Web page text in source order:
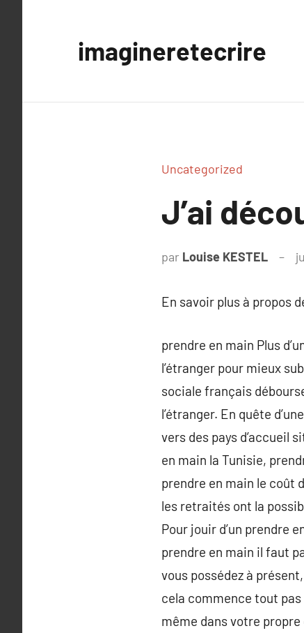
imagineretecrire
Uncategorized
J’ai
par Louise KESTEL
En savoir plus à propos
prendre en main Plus
l’étranger pour mieux
sociale français
l’étranger. En quête
vers des pays d’accueil
en main la Tunisie,
prendre en main le coût
les retraités ont la
Pour jouir d’un prendre
prendre en main il faut
vous possédez à
cela commence tout pas
même dans votre